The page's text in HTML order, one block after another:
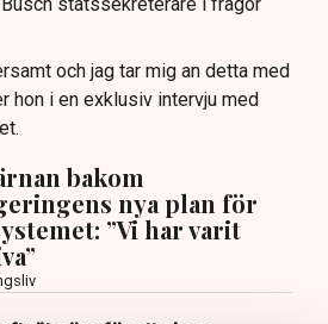
och jag tar mig an detta med
hon i en exklusiv intervju med
bakom
nya plan för
”Vi har varit